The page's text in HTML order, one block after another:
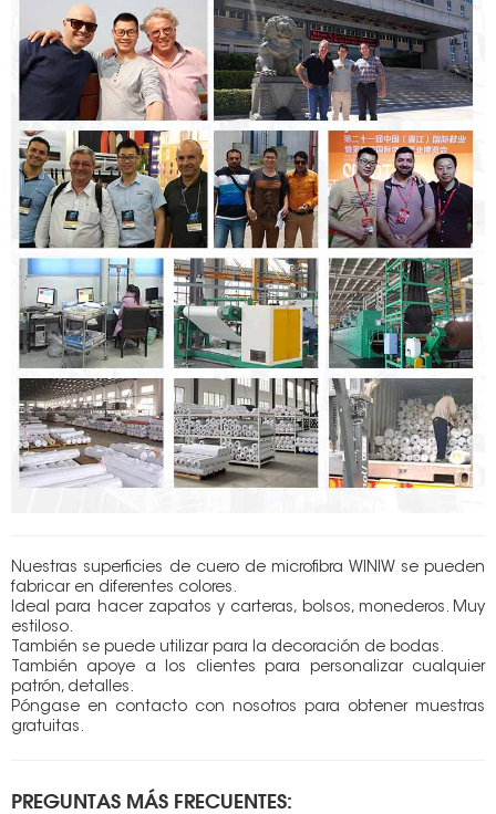
Nuestras superficies de cuero de microfibra WINIW se pueden
fabricar en diferentes colores.
Ideal para hacer zapatos y carteras, bolsos, monederos. Muy
estiloso.
También se puede utilizar para la decoración de bodas.
También apoye a los clientes para personalizar cualquier
patrón, detalles.
Póngase en contacto con nosotros para obtener muestras
gratuitas.
PREGUNTAS MÁS FRECUENTES: